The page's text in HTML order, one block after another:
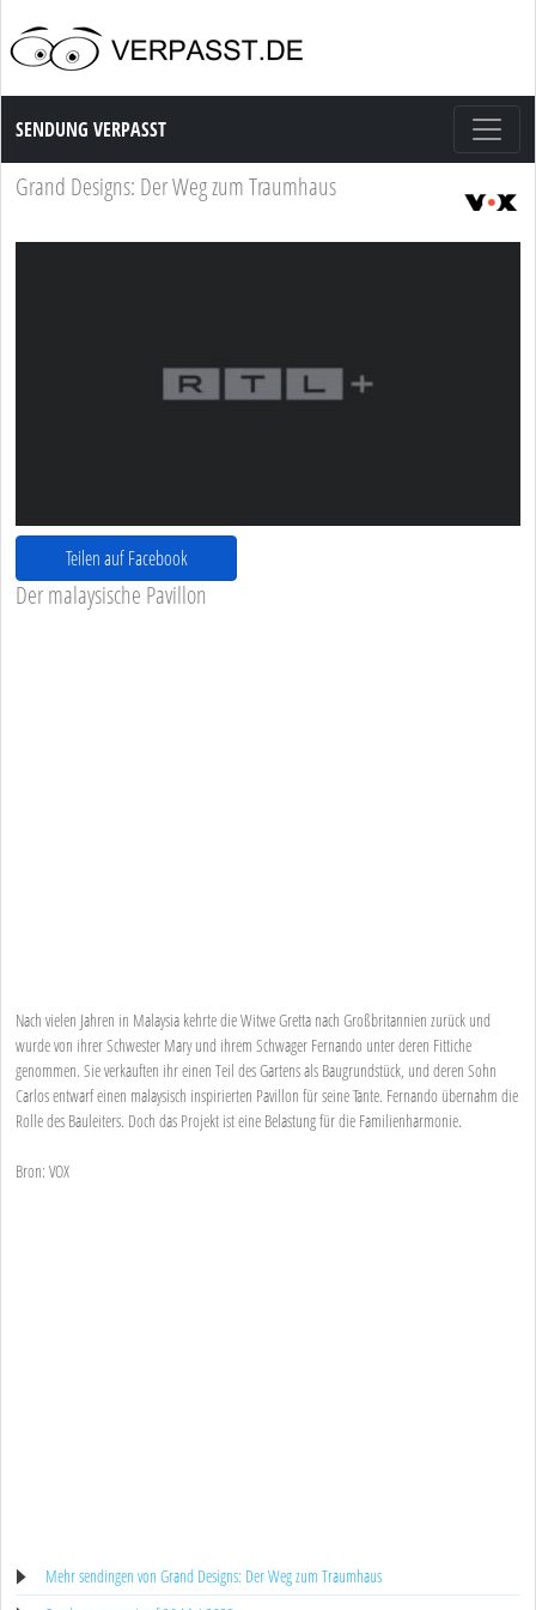
Sendung Verpasst
SENDUNG VERPASST
Grand Designs: Der Weg zum Traumhaus
Teilen auf Facebook
Der malaysische Pavillon
Nach vielen Jahren in Malaysia kehrte die Witwe Gretta nach Großbritannien zurück und
wurde von ihrer Schwester Mary und ihrem Schwager Fernando unter deren Fittiche
genommen. Sie verkauften ihr einen Teil des Gartens als Baugrundstück, und deren Sohn
Carlos entwarf einen malaysisch inspirierten Pavillon für seine Tante. Fernando übernahm die
Rolle des Bauleiters. Doch das Projekt ist eine Belastung für die Familienharmonie.
Bron: VOX
Mehr sendingen von Grand Designs: Der Weg zum Traumhaus